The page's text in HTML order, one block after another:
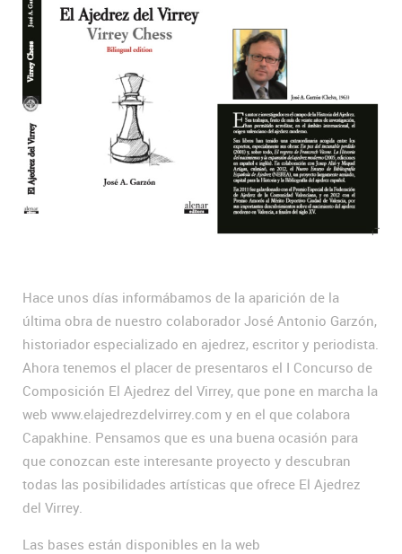
Hace unos días informábamos de la aparición de la
última obra de nuestro colaborador José Antonio Garzón,
historiador especializado en ajedrez, escritor y periodista.
Ahora tenemos el placer de presentaros el I Concurso de
Composición El Ajedrez del Virrey, que pone en marcha la
web www.elajedrezdelvirrey.com y en el que colabora
Capakhine. Pensamos que es una buena ocasión para
que conozcan este interesante proyecto y descubran
todas las posibilidades artísticas que ofrece El Ajedrez
del Virrey.
Las bases están disponibles en la web